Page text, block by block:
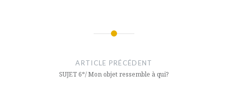
ARTICLE PRÉCÉDENT
SUJET 6°/ Mon objet ressemble à qui?